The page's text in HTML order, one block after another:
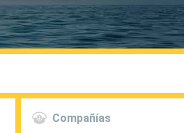
Compañías